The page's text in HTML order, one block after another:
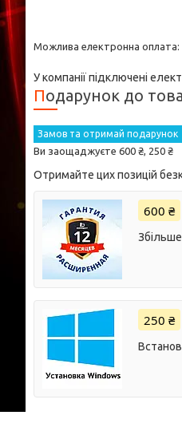
У компанії підключені
Подарунок до
Замов та отримай подарунок
Ви заощаджуєте 600 ₴, 250 ₴
Отримайте цих позицій
600 ₴
250 ₴